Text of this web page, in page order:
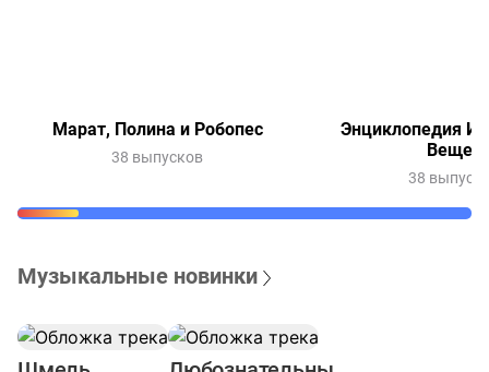
Марат, Полина и Робопес
38 выпусков
Энциклопедия
Вещей
38
Музыкальные новинки